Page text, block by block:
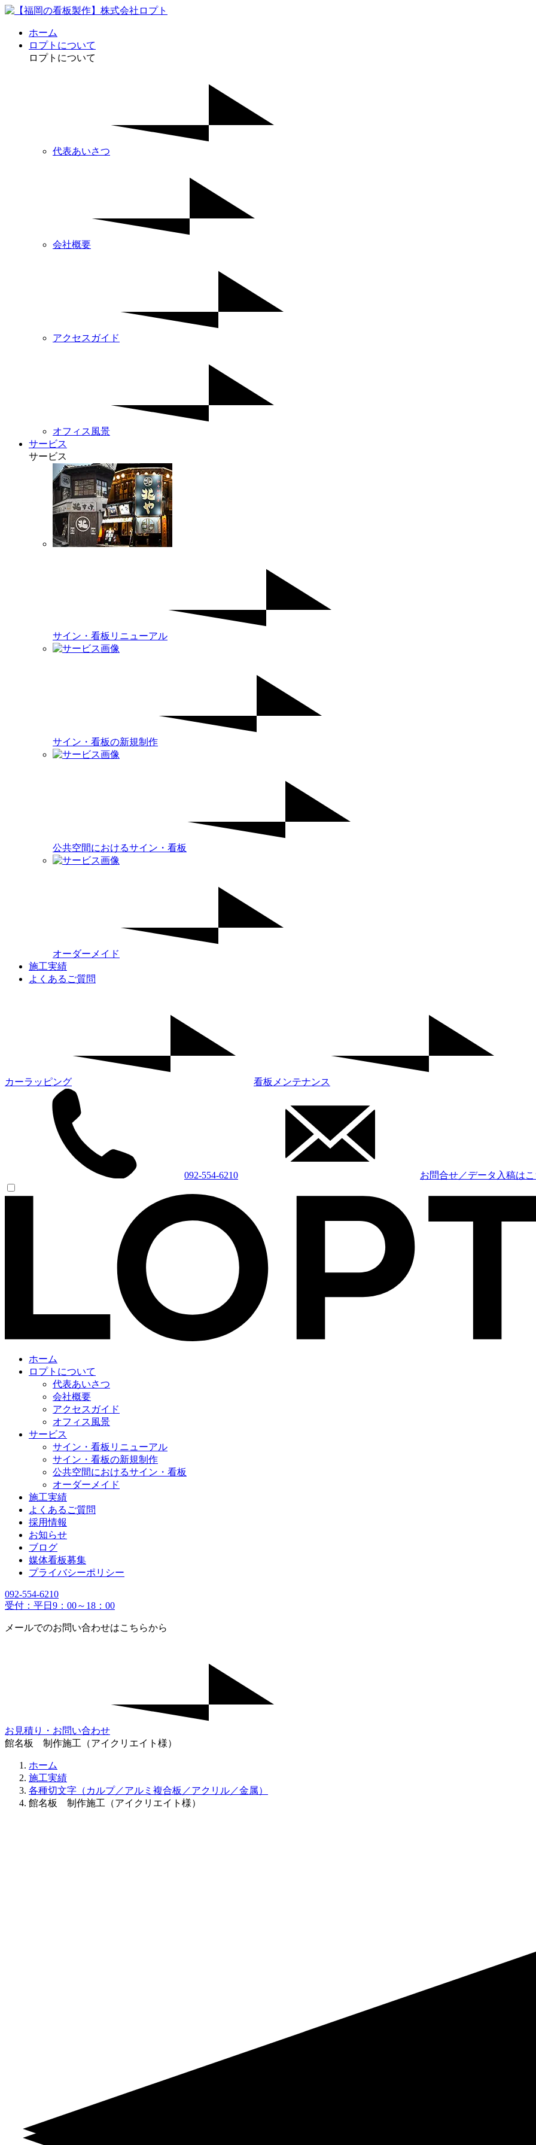
ホーム
ロプトについて
ロプトについて
代表あいさつ
会社概要
アクセスガイド
オフィス風景
サービス
サービス
サイン・看板リニューアル
サイン・看板の新規制作
公共空間におけるサイン・看板
オーダーメイド
施工実績
よくあるご質問
カーラッピング 看板メンテナンス
092-554-6210 お問合せ／データ入稿は
ホーム
ロプトについて
代表あいさつ
会社概要
アクセスガイド
オフィス風景
サービス
サイン・看板リニューアル
サイン・看板の新規制作
公共空間におけるサイン・看板
オーダーメイド
施工実績
よくあるご質問
採用情報
お知らせ
ブログ
媒体看板募集
プライバシーポリシー
092-554-6210
受付：平日9：00～18：00
メールでのお問い合わせはこちらから
お見積り・お問い合わせ
館名板 制作施工（アイクリエイト様）
ホーム
施工実績
各種切文字（カルプ／アルミ複合板／アクリル／金属）
館名板 制作施工（アイクリエイト様）